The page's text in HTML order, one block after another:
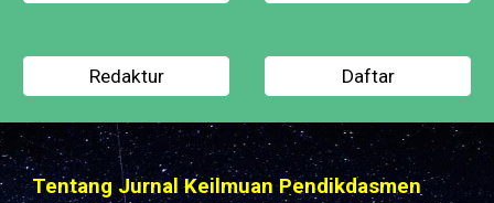
Redaktur Daftar
Tentang Jurnal Keilmuan Pendikdasmen